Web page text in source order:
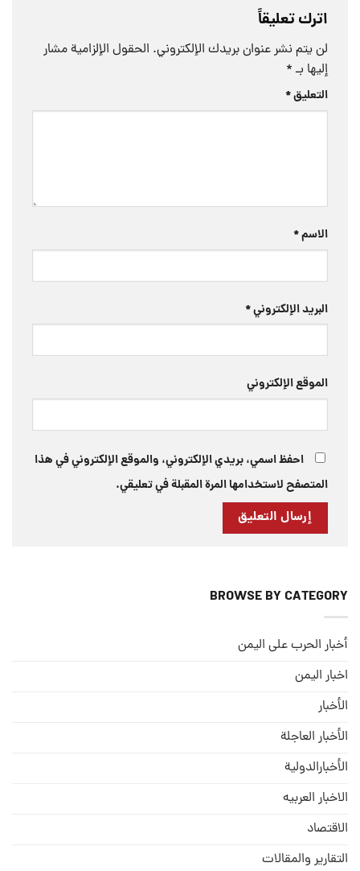
اترك تعليقاً
لن يتم نشر عنوان بريدك الإلكتروني. الحقول الإلزامية مشار
إليها بـ *
التعليق*
الاسم*
البريد الإلكتروني*
الموقع الإلكتروني
احفظ اسمي، بريدي الإلكتروني، والموقع الإلكتروني في هذا
المتصفح لاستخدامها المرة المقبلة في تعليقي.
BROWSE BY CATEGORY
أخبار الحرب على اليمن
اخبار اليمن
الأخبار
الأخبار العاجلة
الأخبارالدولية
الاخبار العربيه
الاقتصاد
التقارير والمقالات